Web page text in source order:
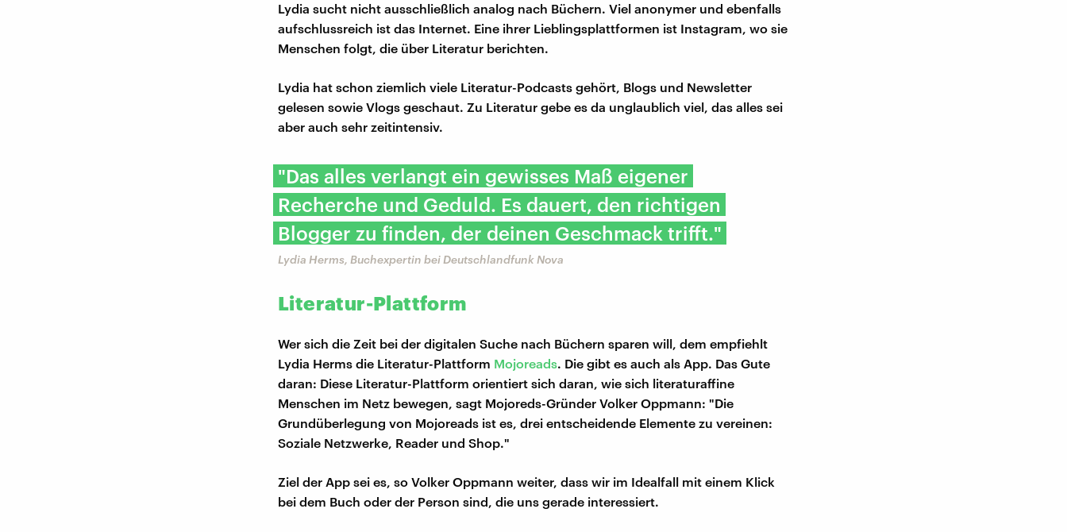
Lydia sucht nicht ausschließlich analog nach Büchern. Viel anonymer und ebenfalls
aufschlussreich ist das Internet. Eine ihrer Lieblingsplattformen ist Instagram, wo sie
Menschen folgt, die über Literatur berichten.
Lydia hat schon ziemlich viele Literatur-Podcasts gehört, Blogs und Newsletter
gelesen sowie Vlogs geschaut. Zu Literatur gebe es da unglaublich viel, das alles sei
aber auch sehr zeitintensiv.
"Das alles verlangt ein gewisses Maß eigener
Recherche und Geduld. Es dauert, den richtigen
Blogger zu finden, der deinen Geschmack trifft."
Lydia Herms, Buchexpertin bei Deutschlandfunk Nova
Literatur-Plattform
Wer sich die Zeit bei der digitalen Suche nach Büchern sparen will, dem empfiehlt
Lydia Herms die Literatur-Plattform Mojoreads. Die gibt es auch als App. Das Gute
daran: Diese Literatur-Plattform orientiert sich daran, wie sich literaturaffine
Menschen im Netz bewegen, sagt Mojoreds-Gründer Volker Oppmann: "Die
Grundüberlegung von Mojoreads ist es, drei entscheidende Elemente zu vereinen:
Soziale Netzwerke, Reader und Shop."
Ziel der App sei es, so Volker Oppmann weiter, dass wir im Idealfall mit einem Klick
bei dem Buch oder der Person sind, die uns gerade interessiert.